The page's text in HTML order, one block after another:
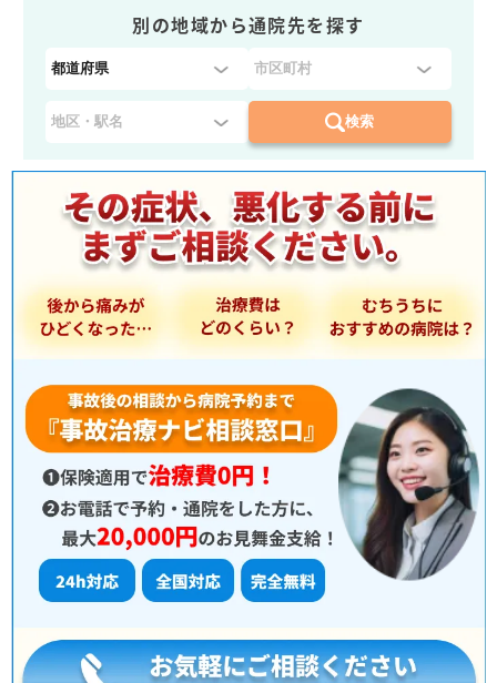
別の地域から通院先を探す
都
県
を
選
択
：
検索